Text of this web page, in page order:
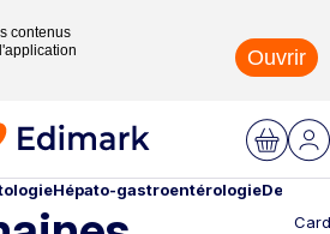
contenus
Ouvrir
Hépato-gastroentérologie